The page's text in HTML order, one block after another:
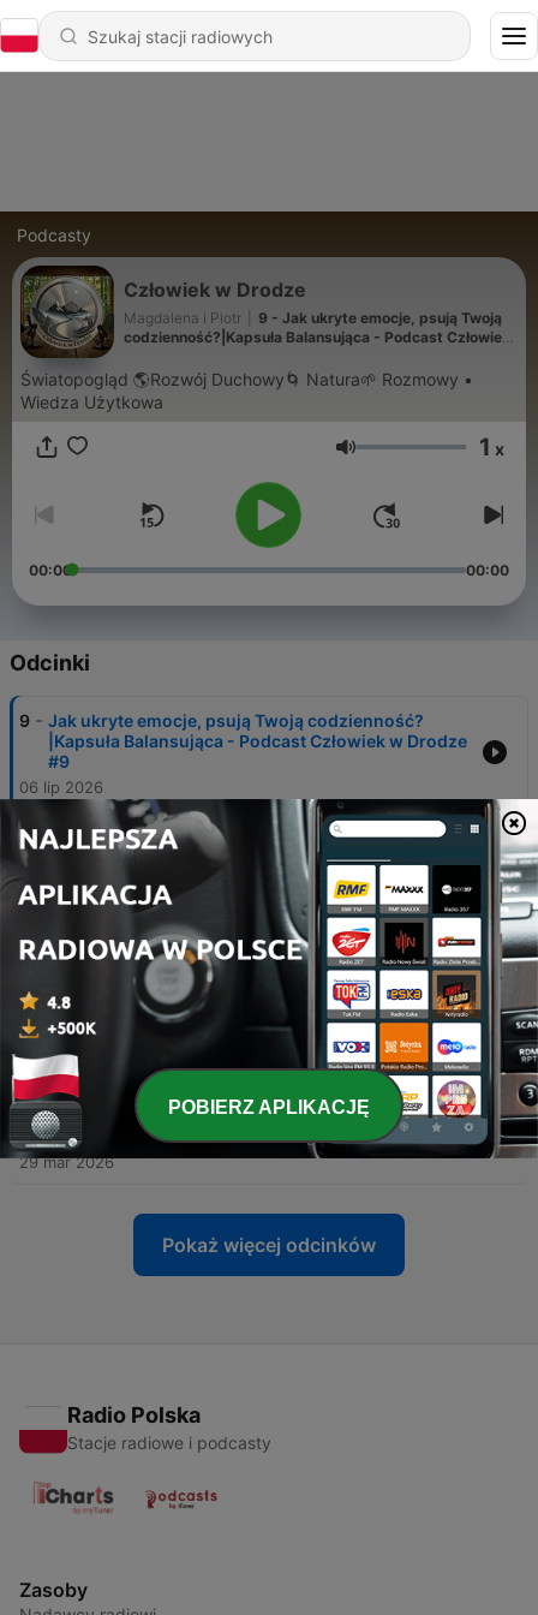
Podcasty
Człowiek w Drodze
Magdalena i Piotr
9 - Jak ukryte emocje, psują Twoją
codzienność?|Kapsuła Balansująca - Podcast Człowiek
Światopogląd 🌎Rozwój Duchowy🌀 Natura🌱 Rozmowy •
Wiedza Użytkowa
Głośność 1 x
00:00 00:00
Odcinki
9 - Jak ukryte emocje, psują Twoją codzienność?
|Kapsuła Balansująca - Podcast Człowiek w Drodze
#9
06 lip 2026
8 - Kalabryjski SLOW LIFE Klucz do długowieczności?
- Podcast Człowiek w Drodze #8
23 maj 2026
Rodzicielstwo, czy Ty też popełniasz te błędy? -
Podcast Człowiek w Drodze #7
6 -
Świat Oczami Nastolatki. Prawo do Emocji -
Podcast Człowiek w Drodze #6
29 mar 2026
5 - Technologia Przyszłości. Plazma, Kapsuła , Wiedza
za pokój - Podcast Człowiek w Drodze #5
29 mar 2026
Pokaż więcej odcinków
Radio Polska
Stacje radiowe i podcasty
Zasoby
POBIERZ APLIKACJĘ